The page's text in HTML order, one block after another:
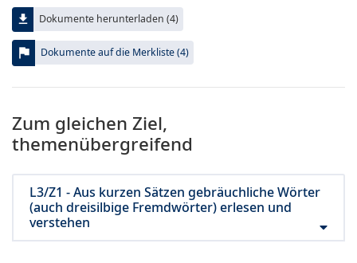
file_download Dokumente herunterladen (4)
flag Dokumente auf die Merkliste (4)
Zum gleichen Ziel,
themenübergreifend
L3/Z1 - Aus kurzen Sätzen gebräuchliche Wörter
(auch dreisilbige Fremdwörter) erlesen und
verstehen